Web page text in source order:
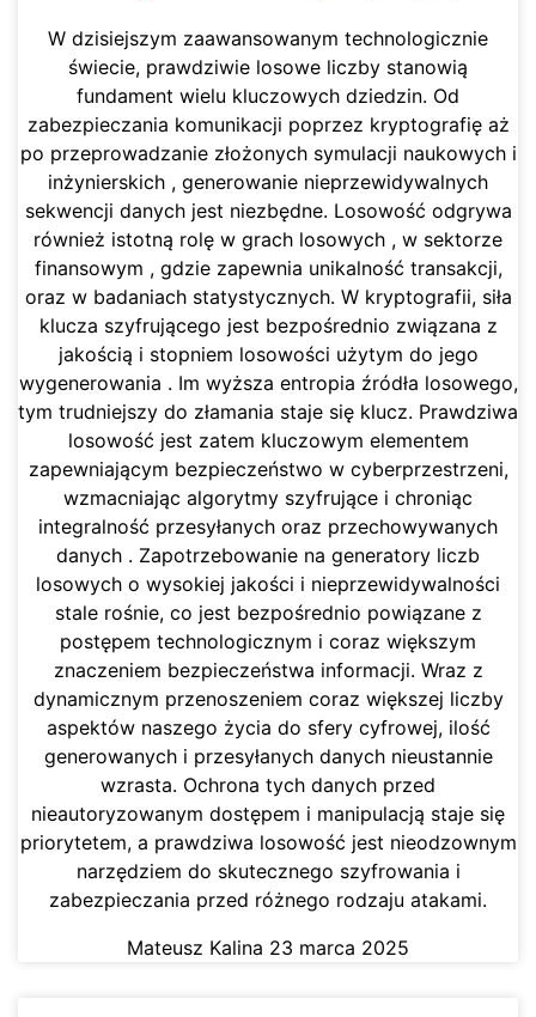
W dzisiejszym zaawansowanym technologicznie
świecie, prawdziwie losowe liczby stanowią
fundament wielu kluczowych dziedzin. Od
zabezpieczania komunikacji poprzez kryptografię aż
po przeprowadzanie złożonych symulacji naukowych i
inżynierskich , generowanie nieprzewidywalnych
sekwencji danych jest niezbędne. Losowość odgrywa
również istotną rolę w grach losowych , w sektorze
finansowym , gdzie zapewnia unikalność transakcji,
oraz w badaniach statystycznych. W kryptografii, siła
klucza szyfrującego jest bezpośrednio związana z
jakością i stopniem losowości użytym do jego
wygenerowania . Im wyższa entropia źródła losowego,
tym trudniejszy do złamania staje się klucz. Prawdziwa
losowość jest zatem kluczowym elementem
zapewniającym bezpieczeństwo w cyberprzestrzeni,
wzmacniając algorytmy szyfrujące i chroniąc
integralność przesyłanych oraz przechowywanych
danych . Zapotrzebowanie na generatory liczb
losowych o wysokiej jakości i nieprzewidywalności
stale rośnie, co jest bezpośrednio powiązane z
postępem technologicznym i coraz większym
znaczeniem bezpieczeństwa informacji. Wraz z
dynamicznym przenoszeniem coraz większej liczby
aspektów naszego życia do sfery cyfrowej, ilość
generowanych i przesyłanych danych nieustannie
wzrasta. Ochrona tych danych przed
nieautoryzowanym dostępem i manipulacją staje się
priorytetem, a prawdziwa losowość jest nieodzownym
narzędziem do skutecznego szyfrowania i
zabezpieczania przed różnego rodzaju atakami.
Mateusz Kalina 23 marca 2025